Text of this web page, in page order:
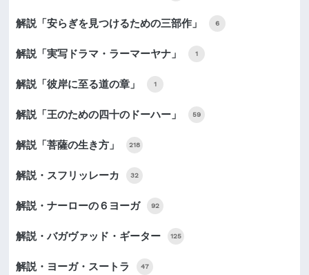
解説「安らぎを見つけるための三部作」 6
解説「実写ドラマ・ラーマーヤナ」 1
解説「彼岸に至る道の章」 1
解説「王のための四十のドーハー」 59
解説「菩薩の生き方」 218
解説・スフリッレーカ 32
解説・ナーローの６ヨーガ 92
解説・バガヴァッド・ギーター 125
解説・ヨーガ・スートラ 47